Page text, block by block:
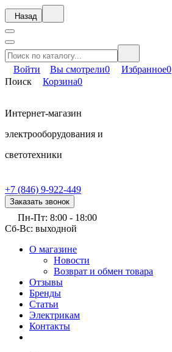
Назад
Войти Вы смотрели0 Избранное0
Поиск
Корзина0
Интернет-магазин
электрооборудования и
светотехники
+7 (846) 9-922-449
Заказать звонок
Пн-Пт: 8:00 - 18:00
Сб-Вс: выходной
О магазине
Новости
Возврат и обмен товара
Отзывы
Бренды
Статьи
Электрикам
Контакты